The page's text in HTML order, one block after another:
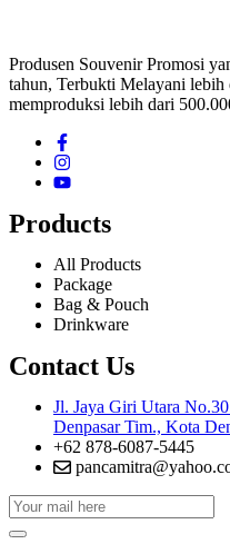
Produsen Souvenir Promosi
tahun, Terbukti Melayani lebih
memproduksi lebih dari
Products
All Products
Package
Bag & Pouch
Drinkware
Contact Us
Jl. Jaya Giri Utara
Denpasar Tim., Kota
+62 878-6087-5445